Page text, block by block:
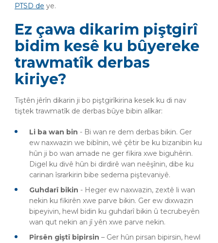
PTSD de ye.
Ez çawa dikarim piştgirî
bidim kesê ku bûyereke
trawmatîk derbas
kiriye?
Tiştên jêrîn dikarin ji bo piştgirîkirina kesek ku di nav
tiştek trawmatîk de derbas bûye bibin alîkar:
Li ba wan bin - Bi wan re dem derbas bikin. Ger
ew naxwazin we bibînin, wê çêtir be ku bizanibin ku
hûn ji bo wan amade ne ger fikira xwe biguhêrin.
Digel ku divê hûn bi dirdirê wan neêşînin, dibe ku
carinan îsrarkirin bibe sedema piştevaniyê.
Guhdarî bikin - Heger ew naxwazin, zextê li wan
nekin ku fikirên xwe parve bikin. Ger ew dixwazin
bipeyivin, hewl bidin ku guhdarî bikin û tecrubeyên
wan qut nekin an jî yên xwe parve nekin.
Pirsên giştî bipirsin – Ger hûn pirsan bipirsin, hewl